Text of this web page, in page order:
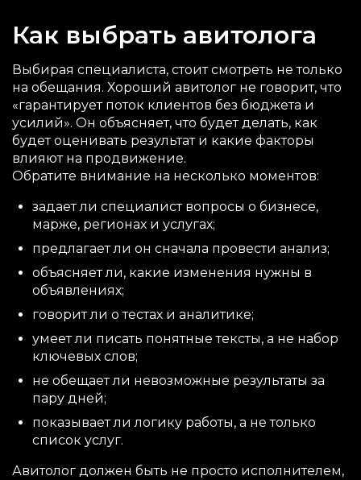
Как выбрать авитолога
Выбирая специалиста, стоит смотреть не только
на обещания. Хороший авитолог не говорит, что
«гарантирует поток клиентов без бюджета и
усилий». Он объясняет, что будет делать, как
будет оценивать результат и какие факторы
влияют на продвижение.
Обратите внимание на несколько моментов:
задает ли специалист вопросы о бизнесе,
марже, регионах и услугах;
предлагает ли он сначала провести анализ;
объясняет ли, какие изменения нужны в
объявлениях;
говорит ли о тестах и аналитике;
умеет ли писать понятные тексты, а не набор
ключевых слов;
не обещает ли невозможные результаты за
пару дней;
показывает ли логику работы, а не только
список услуг.
Авитолог должен быть не просто исполнителем,